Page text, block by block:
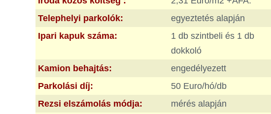
Telephelyi parkolók:
egyeztetés alapján
Ipari kapuk száma:
1 db szintbeli és 1 db
dokkoló
Kamion behajtás:
engedélyezett
Parkolási díj:
50 Euro/hó/db
Rezsi elszámolás módja:
mérés alapján